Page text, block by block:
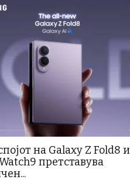
на Galaxy Z Fold8 и
претставува